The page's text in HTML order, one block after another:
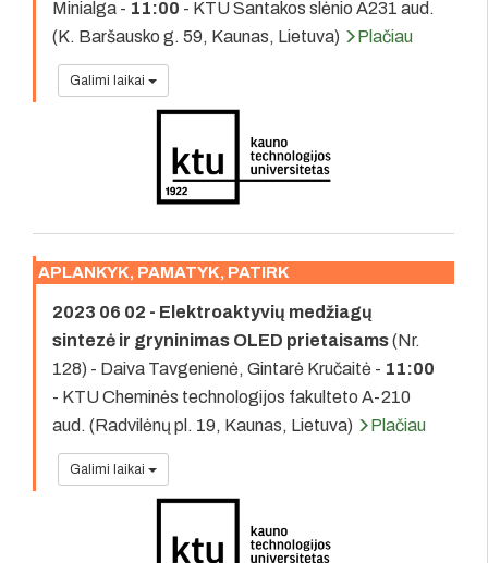
Minialga - 11:00 - KTU Santakos slėnio A231 aud.
(K. Baršausko g. 59, Kaunas, Lietuva)
Plačiau
Galimi laikai
APLANKYK, PAMATYK, PATIRK
2023 06 02 - Elektroaktyvių medžiagų
sintezė ir gryninimas OLED prietaisams(Nr.
128) - Daiva Tavgenienė, Gintarė Kručaitė - 11:00
- KTU Cheminės technologijos fakulteto A-210
aud. (Radvilėnų pl. 19, Kaunas, Lietuva)
Plačiau
Galimi laikai